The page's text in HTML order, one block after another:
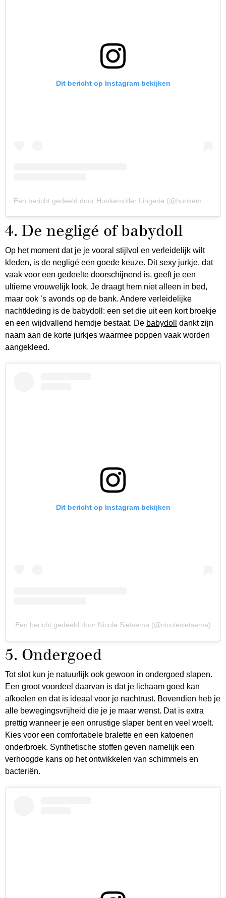
Dit bericht op Instagram bekijken
4. De negligé of babydoll
Op het moment dat je je vooral stijlvol en verleidelijk wilt
kleden, is de negligé een goede keuze. Dit sexy jurkje, dat
vaak voor een gedeelte doorschijnend is, geeft je een
ultieme vrouwelijk look. Je draagt hem niet alleen in bed,
maar ook ’s avonds op de bank. Andere verleidelijke
nachtkleding is de babydoll: een set die uit een kort broekje
en een wijdvallend hemdje bestaat. De babydoll
dankt zijn
naam aan de korte jurkjes waarmee poppen vaak worden
aangekleed.
Dit bericht op Instagram bekijken
Een bericht gedeeld door Nicole Sietsema (@nicolesietsema)
5. Ondergoed
Tot slot kun je natuurlijk ook gewoon in ondergoed slapen.
Een groot voordeel daarvan is dat je lichaam goed kan
afkoelen en dat is ideaal voor je nachtrust. Bovendien heb je
alle bewegingsvrijheid die je je maar wenst. Dat is extra
prettig wanneer je een onrustige slaper bent en veel woelt.
Kies voor een comfortabele bralette en een katoenen
onderbroek. Synthetische stoffen geven namelijk een
verhoogde kans op het ontwikkelen van schimmels en
bacteriën.